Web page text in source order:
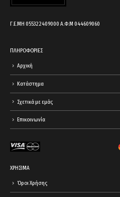
Γ.Ε.ΜΗ 055322409000 Α.Φ.Μ 044609060
ΠΛΗΡΟΦΟΡΙΕΣ
Αρχική
Κατάστημα
Σχετικά με εμάς
Επικοινωνία
ΧΡΗΣΙΜΑ
Όροι Χρήσης